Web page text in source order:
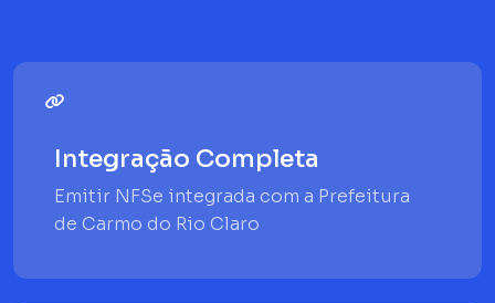
Integração Completa
Emitir NFSe integrada com a Prefeitura
de Carmo do Rio Claro